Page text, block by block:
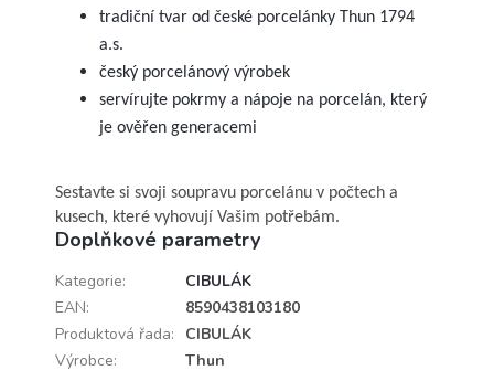
tradiční tvar od české porcelánky Thun 1794
a.s.
český porcelánový výrobek
servírujte pokrmy a nápoje na porcelán, který
je ověřen generacemi
Sestavte si svoji soupravu porcelánu v počtech a
kusech, které vyhovují Vašim potřebám.
Doplňkové parametry
Kategorie:
CIBULÁK
EAN:
8590438103180
Produktová řada:
CIBULÁK
Výrobce: Thun